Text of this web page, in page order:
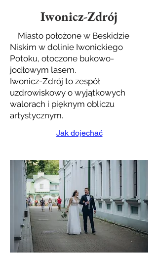
Iwonicz-Zdrój
Miasto położone w Beskidzie
Niskim w dolinie Iwonickiego
Potoku, otoczone bukowo-
jodłowym lasem.
Iwonicz-Zdrój to zespół
uzdrowiskowy o wyjątkowych
walorach i pięknym obliczu
artystycznym.
Jak dojechać